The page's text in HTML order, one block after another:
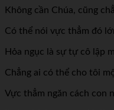
Không cần Chúa, cũng
Có thể nói vực thẳm đó
Hỏa ngục là sự tự cô lập
Chẳng ai có thể cho tôi
Vực thẳm ngăn cách con